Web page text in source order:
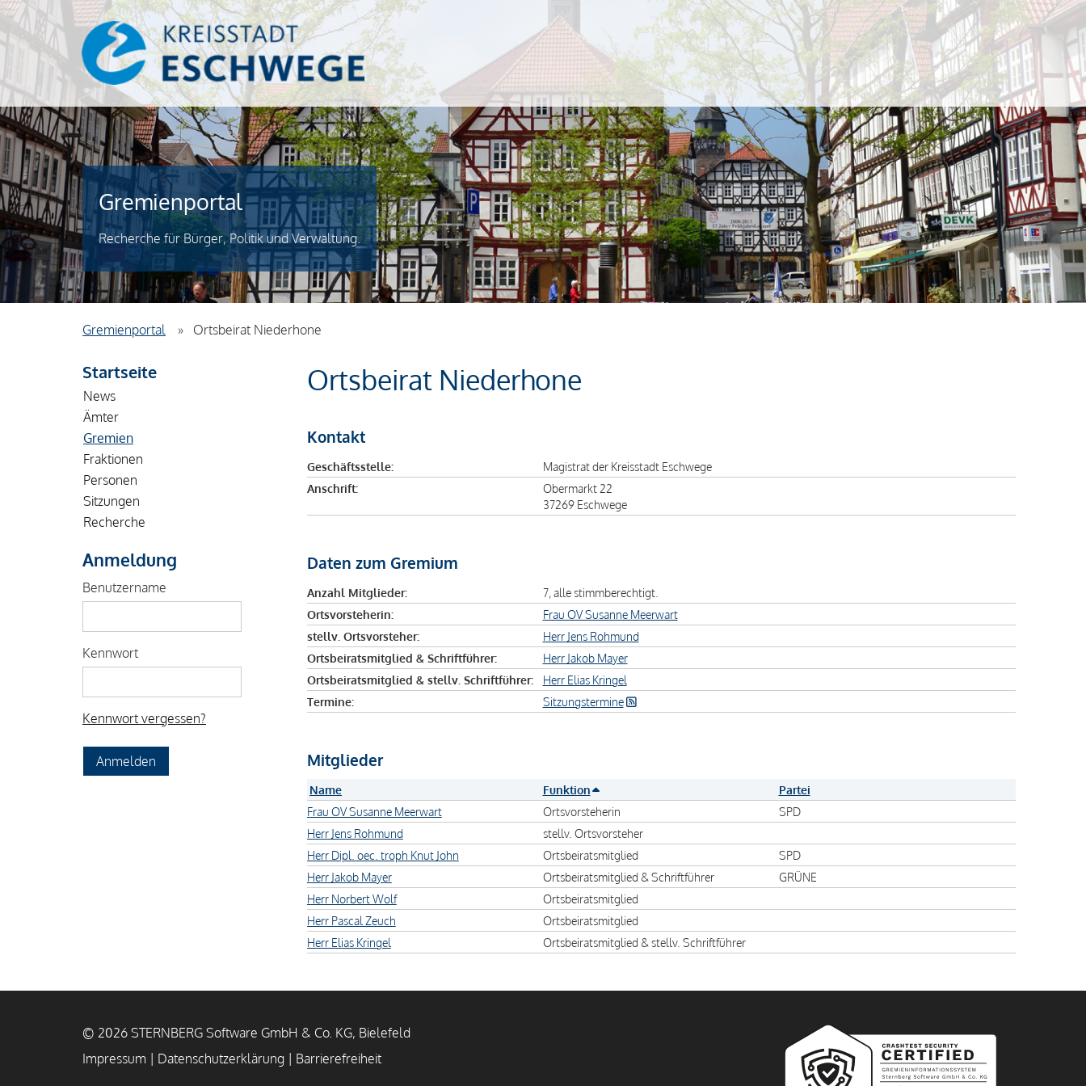
Kreisstadt Eschwege
Gremienportal
Recherche für Bürger, Politik und Verwaltung.
Gremienportal Ortsbeirat Niederhone
Startseite
News
Ämter
Gremien
Fraktionen
Personen
Sitzungen
Recherche
Anmeldung
Benutzername
Kennwort
Kennwort vergessen?
Ortsbeirat Niederhone
Kontakt
Geschäftsstelle:
Magistrat der Kreisstadt Eschwege
Anschrift:
Obermarkt 22
37269 Eschwege
Daten zum Gremium
Anzahl Mitglieder:
7, alle stimmberechtigt.
Ortsvorsteherin:
Frau OV Susanne Meerwart
stellv. Ortsvorsteher:
Herr Jens Rohmund
Ortsbeiratsmitglied & Schriftführer:
Herr Jakob Mayer
Ortsbeiratsmitglied & stellv. Schriftführer:
Herr Elias Kringel
Termine:
Sitzungstermine
Mitglieder
Name Funktion
Partei
Frau OV Susanne Meerwart
Ortsvorsteherin
SPD
Herr Jens Rohmund
stellv. Ortsvorsteher
Herr Dipl. oec. troph Knut John
Ortsbeiratsmitglied
SPD
Herr Jakob Mayer
Ortsbeiratsmitglied & Schriftführer
GRÜNE
Herr Norbert Wolf
Ortsbeiratsmitglied
Herr Pascal Zeuch
Ortsbeiratsmitglied
Herr Elias Kringel
Ortsbeiratsmitglied & stellv. Schriftführer
© 2026 STERNBERG Software GmbH & Co. KG, Bielefeld
Impressum
Datenschutzerklärung Barrierefreiheit